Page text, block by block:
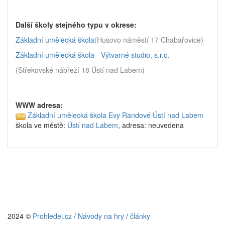
Další školy stejného typu v okrese:
Základní umělecká škola(Husovo náměstí 17 Chabařovice)
Základní umělecká škola - Výtvarné studio, s.r.o.
(Střekovské nábřeží 18 Ústí nad Labem)
WWW adresa:
Základní umělecká škola Evy Randové Ústí nad Labem
škola ve městě: Ústí nad Labem, adresa: neuvedena
2024 © Prohledej.cz / Návody na hry / články